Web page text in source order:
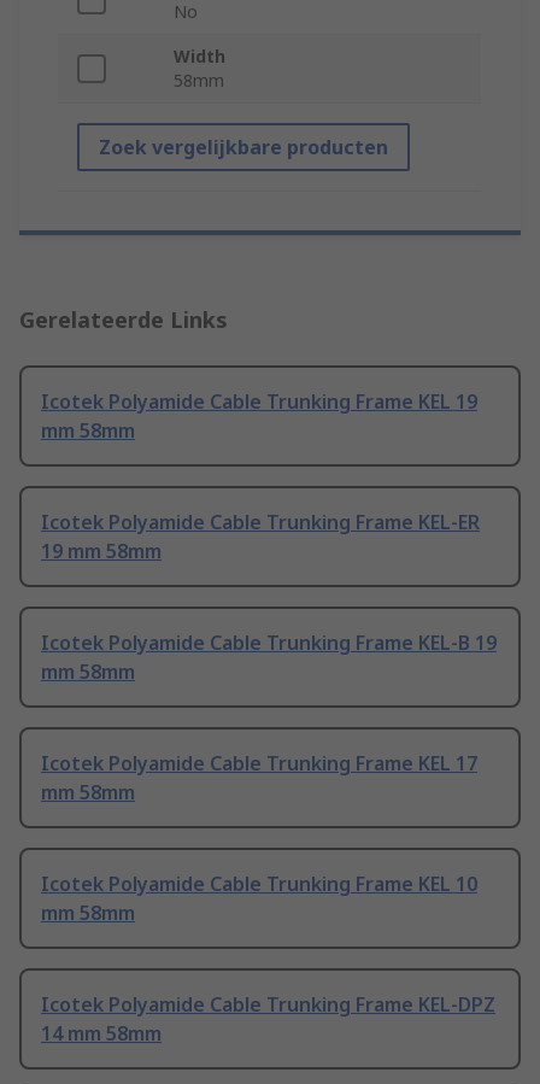
No
Width
58mm
Zoek vergelijkbare producten
Gerelateerde Links
Icotek Polyamide Cable Trunking Frame KEL 19
mm 58mm
Icotek Polyamide Cable Trunking Frame KEL-ER
19 mm 58mm
Icotek Polyamide Cable Trunking Frame KEL-B 19
mm 58mm
Icotek Polyamide Cable Trunking Frame KEL 17
mm 58mm
Icotek Polyamide Cable Trunking Frame KEL 10
mm 58mm
Icotek Polyamide Cable Trunking Frame KEL-DPZ
14 mm 58mm